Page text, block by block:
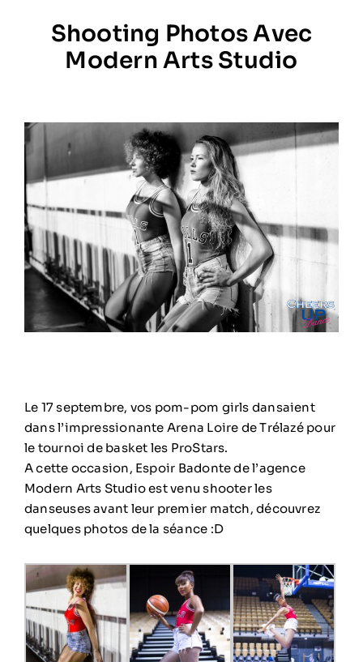
Prestations
Galerie
Formation
Contact
Shooting Photos Avec
Modern Arts Studio
Le 17 septembre, vos pom-pom girls dansaient
dans l’impressionante Arena Loire de Trélazé pour
le tournoi de basket les ProStars.
A cette occasion, Espoir Badonte de l’agence
Modern Arts Studio est venu shooter les
danseuses avant leur premier match, découvrez
quelques photos de la séance :D